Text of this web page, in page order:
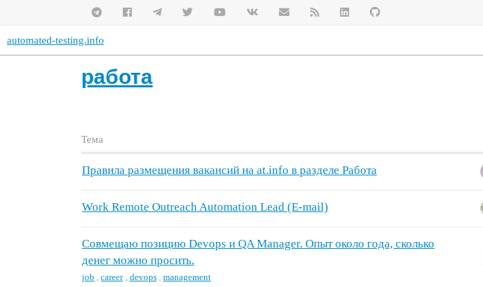
automated-testing.info
работа
Тема
Правила размещения вакансий на at.info в разделе Работа
Work Remote Outreach Automation Lead (E-mail)
Совмещаю позицию Devops и QA Manager. Опыт около года, сколько
денег можно просить.
job ,career , devops , management